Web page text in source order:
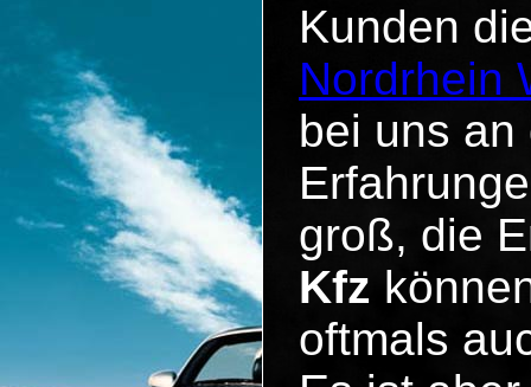
Kunden
Nordrhein
bei uns
groß, die
Kfz
oftmals